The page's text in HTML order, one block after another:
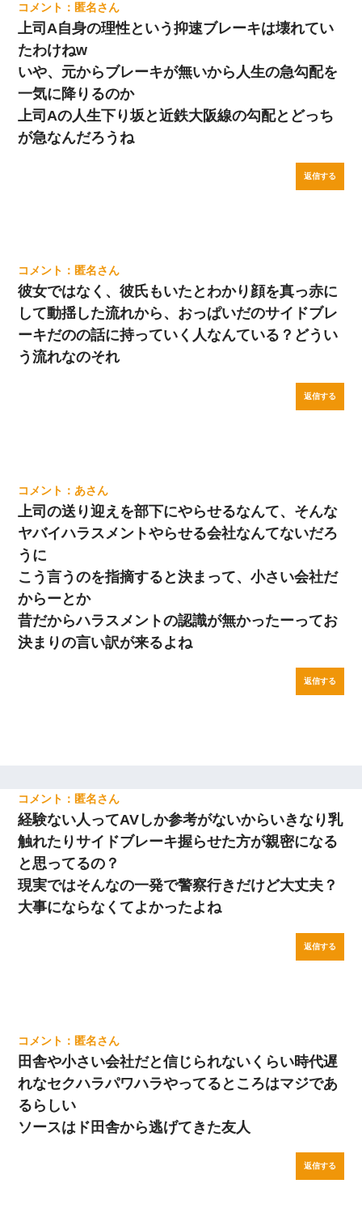
匿名
上司A自身の理性という抑速ブレーキは壊れてい
たわけねw
いや、元からブレーキが無いから人生の急勾配を
一気に降りるのか
上司Aの人生下り坂と近鉄大阪線の勾配とどっち
が急なんだろうね
返信する
匿名
彼女ではなく、彼氏もいたとわかり顔を真っ赤に
して動揺した流れから、おっぱいだのサイドブレ
ーキだのの話に持っていく人なんている？どうい
う流れなのそれ
返信する
あ
上司の送り迎えを部下にやらせるなんて、そんな
ヤバイハラスメントやらせる会社なんてないだろ
うに
こう言うのを指摘すると決まって、小さい会社だ
からーとか
昔だからハラスメントの認識が無かったーってお
決まりの言い訳が来るよね
返信する
匿名
経験ない人ってAVしか参考がないからいきなり乳
触れたりサイドブレーキ握らせた方が親密になる
と思ってるの？
現実ではそんなの一発で警察行きだけど大丈夫？
大事にならなくてよかったよね
返信する
匿名
田舎や小さい会社だと信じられないくらい時代遅
れなセクハラパワハラやってるところはマジであ
るらしい
ソースはド田舎から逃げてきた友人
返信する